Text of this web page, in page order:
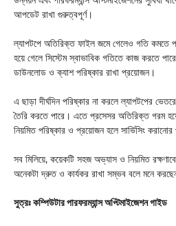
আপডেট রাখা গুরুত্বপূর্ণ।
ল্যাপটপে অতিরিক্ত ফাইল জমে গেলেও গতি কমতে
হয়ে গেলে সিস্টেম স্বাভাবিক গতিতে কাজ করতে
ডাউনলোড ও ক্যাশ পরিষ্কার রাখা প্রয়োজন।
এ ছাড়া দীর্ঘদিন পরিষ্কার না করলে ল্যাপটপের
তৈরি করতে পারে। এতে প্রসেসর অতিরিক্ত গরম
নিয়মিত পরিষ্কার ও প্রয়োজন হলে সার্ভিসিং করানোর
সব মিলিয়ে, কয়েকটি সহজ অভ্যাস ও নিয়মিত
অনেকটা দ্রুত ও কার্যকর রাখা সম্ভব বলে মনে করছেন
সুত্রঃ কম্পিউটার পারফরম্যান্স অপ্টিমাইজেশন গাইড